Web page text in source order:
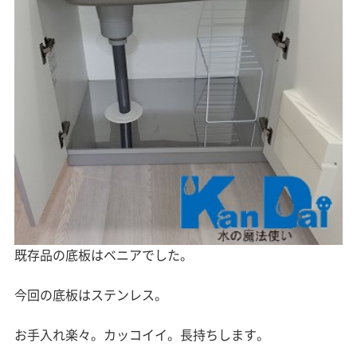
既存品の底板はベニアでした。
今回の底板はステンレス。
お手入れ楽々。カッコイイ。長持ちします。